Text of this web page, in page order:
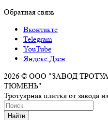
Обратная связь
Вконтакте
Telegram
YouTube
Яндекс.Дзен
2026 © ООО "ЗАВОД
ТЮМЕНЬ"
Тротуарная плитка от завода
Найти